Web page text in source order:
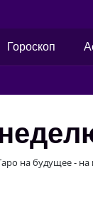
Гороскоп
на будущее -